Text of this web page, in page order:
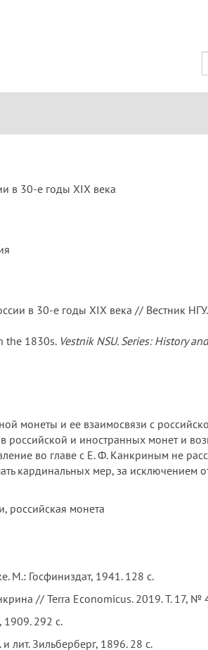
в 30-е годы XIX века
в 30-е годы XIX века // Вестник
the 1830s. Vestnik NSU. Series: History
монеты и ее взаимосвязи с
и иностранных монет и
во главе с Е. Ф. Канкриным не
кардинальных мер, за исключением
российская монета
М.: Госфиниздат, 1941. 128 с.
// Terra Economicus. 2019. Т. 17, №
1909. 292 с.
лит. Зильберберг, 1896. 28 с.